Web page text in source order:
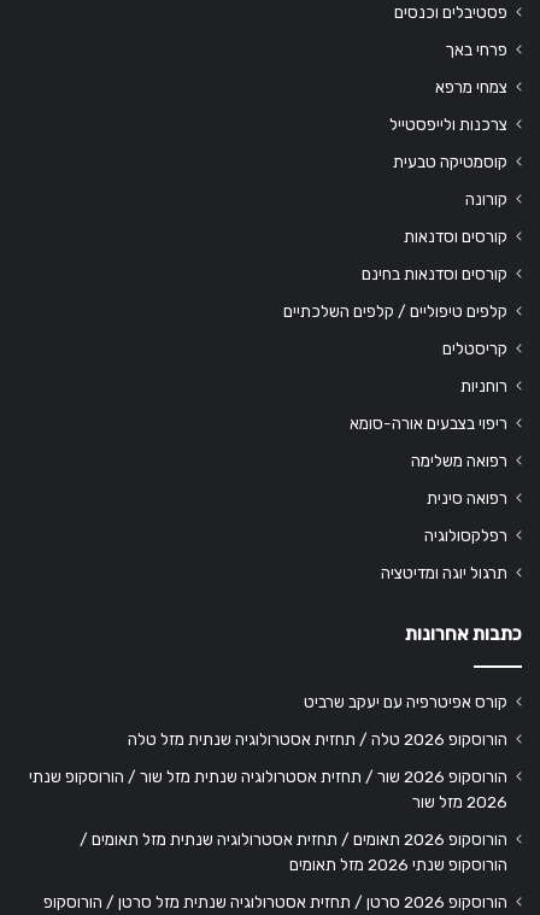
פסטיבלים וכנסים
פרחי באך
צמחי מרפא
צרכנות ולייפסטייל
קוסמטיקה טבעית
קורונה
קורסים וסדנאות
קורסים וסדנאות בחינם
קלפים טיפוליים / קלפים השלכתיים
קריסטלים
רוחניות
ריפוי בצבעים אורה-סומא
רפואה משלימה
רפואה סינית
רפלקסולוגיה
תרגול יוגה ומדיטציה
כתבות אחרונות
קורס אפיטרפיה עם יעקב שרביט
הורוסקופ 2026 טלה / תחזית אסטרולוגיה שנתית מזל טלה
הורוסקופ 2026 שור / תחזית אסטרולוגיה שנתית מזל שור / הורוסקופ שנתי
2026 מזל שור
הורוסקופ 2026 תאומים / תחזית אסטרולוגיה שנתית מזל תאומים /
הורוסקופ שנתי 2026 מזל תאומים
הורוסקופ 2026 סרטן / תחזית אסטרולוגיה שנתית מזל סרטן / הורוסקופ